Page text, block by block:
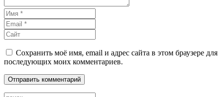
Сохранить моё имя, email и адрес сайта в этом браузере для
последующих моих комментариев.